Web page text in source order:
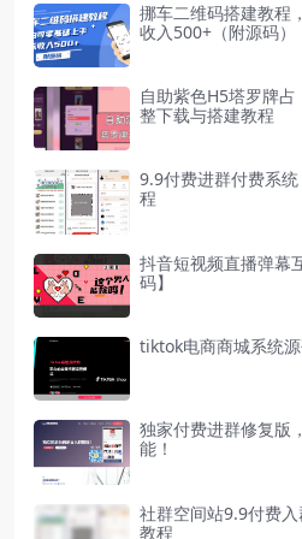
挪车二维码搭建教程
收入500+（附源码）
自助紫色H5塔罗牌
整下载与搭建教程
9.9付费进群付费系
程
抖音短视频直播弹幕
码】
tiktok电商商城系统
独家付费进群修复版
能！
社群空间站9.9付费
教程